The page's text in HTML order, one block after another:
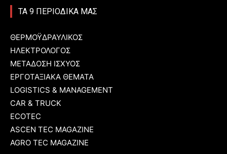
ΤΑ 9 ΠΕΡΙΟΔΙΚΑ ΜΑΣ
ΘΕΡΜΟΫΔΡΑΥΛΙΚΟΣ
ΗΛΕΚΤΡΟΛΟΓΟΣ
ΜΕΤΑΔΟΣΗ ΙΣΧΥΟΣ
ΕΡΓΟΤΑΞΙΑΚΑ ΘΕΜΑΤΑ
LOGISTICS & MANAGEMENT
CAR & TRUCK
ECOTEC
ASCEN TEC MAGAZINE
AGRO TEC MAGAZINE